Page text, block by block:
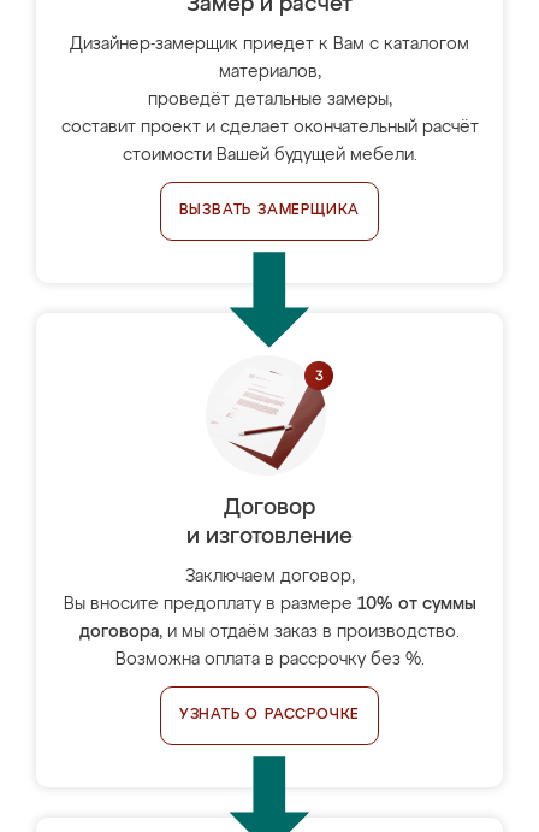
Замер и расчет
Дизайнер-замерщик приедет к Вам с каталогом
материалов,
проведёт детальные замеры,
составит проект и сделает окончательный расчёт
стоимости Вашей будущей мебели.
ВЫЗВАТЬ ЗАМЕРЩИКА
Договор
и изготовление
Заключаем договор,
Вы вносите предоплату в размере 10% от суммы
договора, и мы отдаём заказ в производство.
Возможна оплата в рассрочку без %.
УЗНАТЬ О РАССРОЧКЕ